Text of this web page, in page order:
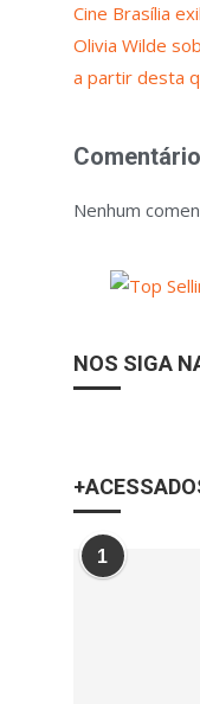
Cine Brasília
Olivia Wilde
a partir desta
Nenhum
NOS SIGA
1